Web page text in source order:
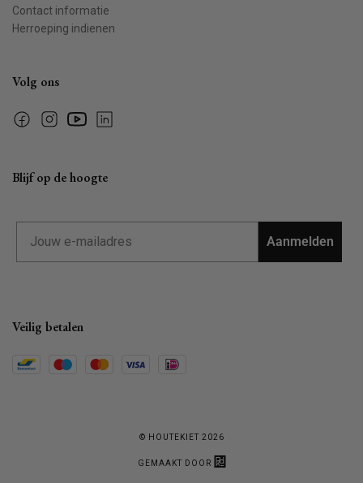
Contact informatie
Herroeping indienen
Volg ons
FacebookInstagramYouTubeLinkedin
Blijf op de hoogte
Aanmelden
Veilig betalen
© HOUTEKIET 2026
GEMAAKT DOOR